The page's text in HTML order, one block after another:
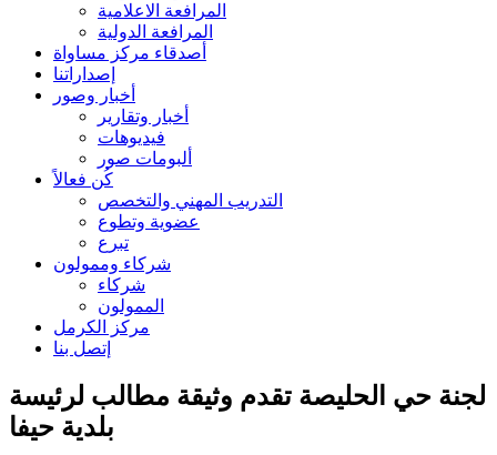
المرافعة الاعلامية
المرافعة الدولية
أصدقاء مركز مساواة
إصداراتنا
أخبار وصور
أخبار وتقارير
فيديوهات
ألبومات صور
كُن فعالاً
التدريب المهني والتخصص
عضوية وتطوع
تبرع
شركاء وممولون
شركاء
الممولون
مركز الكرمل
إتصل بنا
لجنة حي الحليصة تقدم وثيقة مطالب لرئيسة
بلدية حيفا